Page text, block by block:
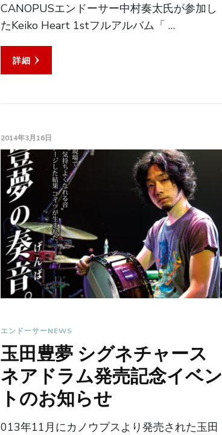
CANOPUSエンドーサー中村奏太氏が参加し
たKeiko Heart 1stフルアルバム「 …
詳細
2014年3月16日
エンドーサーNEWS
玉田豊夢 シグネチャース
ネアドラム発売記念イベン
トのお知らせ
013年11月にカノウプスより発売された玉田